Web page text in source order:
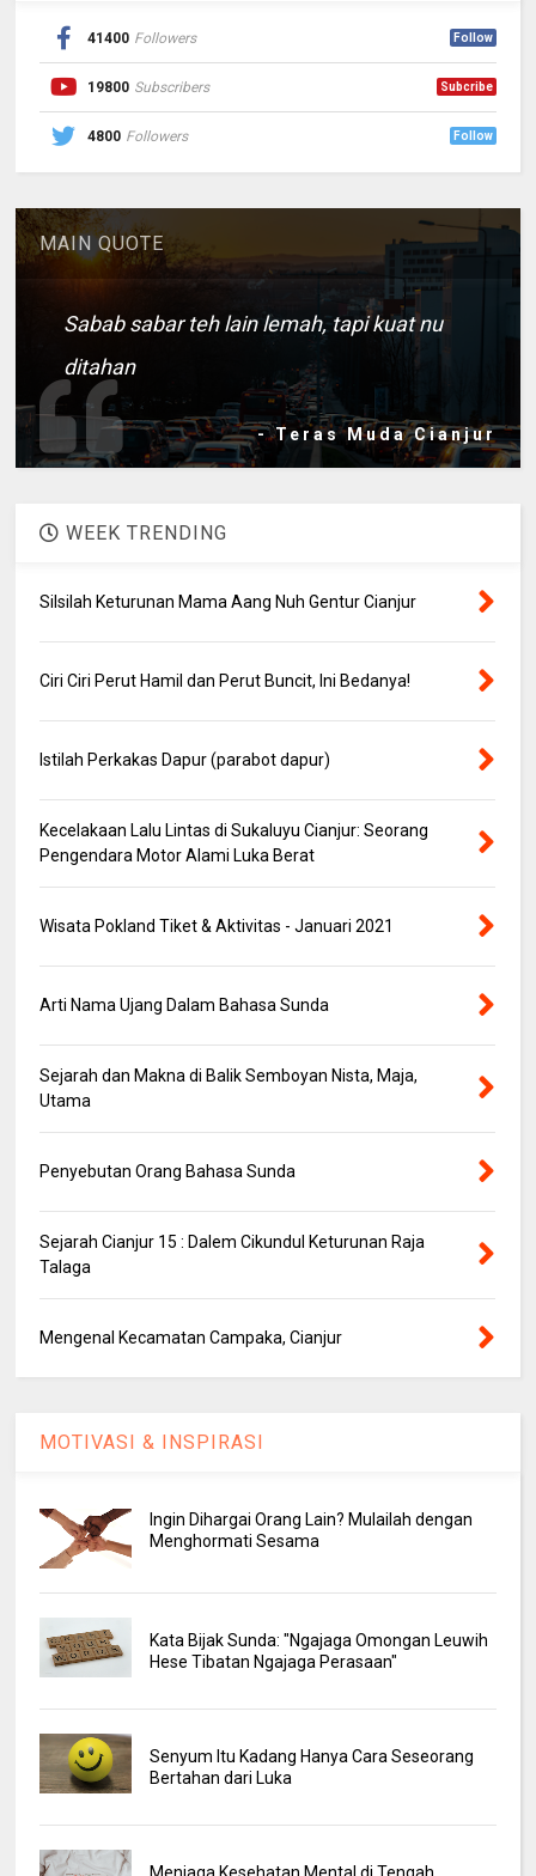
41400 Followers Follow
19800 Subscribers Subcribe
4800 Followers Follow
MAIN QUOTE
Sabab sabar teh lain lemah, tapi kuat nu
ditahan
- Teras Muda Cianjur
WEEK TRENDING
Silsilah Keturunan Mama Aang Nuh Gentur Cianjur
Ciri Ciri Perut Hamil dan Perut Buncit, Ini Bedanya!
Istilah Perkakas Dapur (parabot dapur)
Kecelakaan Lalu Lintas di Sukaluyu Cianjur: Seorang
Pengendara Motor Alami Luka Berat
Wisata Pokland Tiket & Aktivitas - Januari 2021
Arti Nama Ujang Dalam Bahasa Sunda
Sejarah dan Makna di Balik Semboyan Nista, Maja,
Utama
Penyebutan Orang Bahasa Sunda
Sejarah Cianjur 15 : Dalem Cikundul Keturunan Raja
Talaga
Mengenal Kecamatan Campaka, Cianjur
MOTIVASI & INSPIRASI
Ingin Dihargai Orang Lain? Mulailah dengan
Menghormati Sesama
Kata Bijak Sunda: "Ngajaga Omongan Leuwih
Hese Tibatan Ngajaga Perasaan"
Senyum Itu Kadang Hanya Cara Seseorang
Bertahan dari Luka